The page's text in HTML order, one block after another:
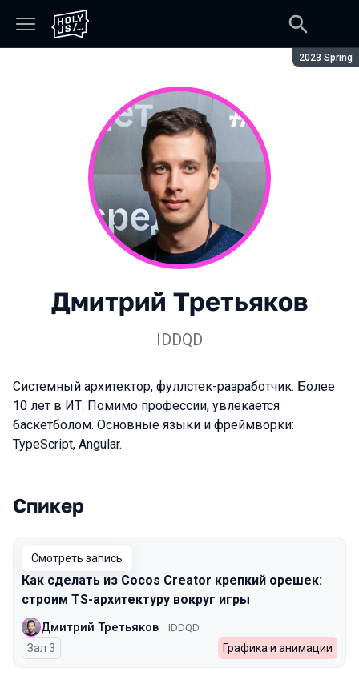
Сезон:
2023 Spring
Дмитрий Третьяков
IDDQD
Системный архитектор, фуллстек-разработчик. Более
10 лет в ИТ. Помимо профессии, увлекается
баскетболом. Основные языки и фреймворки:
TypeScript, Angular.
Выступления в сезоне 2023 Spring
Спикер
Смотреть запись
Как сделать из Cocos Creator крепкий орешек:
строим TS-архитектуру вокруг игры
Дмитрий Третьяков IDDQD
Зал 3 Графика и анимации